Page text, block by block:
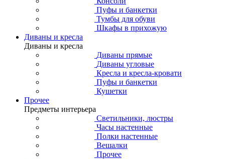
Пуфы и банкетки
Тумбы для обуви
Шкафы в прихожую
Диваны и кресла
Диваны и кресла
Диваны прямые
Диваны угловые
Кресла и кресла-кровати
Пуфы и банкетки
Кушетки
Прочее
Предметы интерьера
Светильники, люстры
Часы настенные
Полки настенные
Вешалки
Прочее